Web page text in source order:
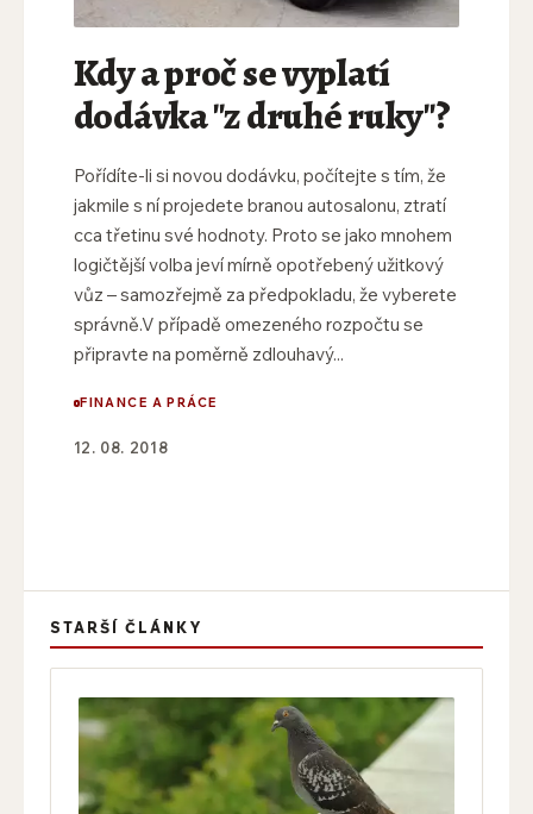
Kdy a proč se vyplatí
dodávka "z druhé ruky"?
Pořídíte-li si novou dodávku, počítejte s tím, že
jakmile s ní projedete branou autosalonu, ztratí
cca třetinu své hodnoty. Proto se jako mnohem
logičtější volba jeví mírně opotřebený užitkový
vůz – samozřejmě za předpokladu, že vyberete
správně.V případě omezeného rozpočtu se
připravte na poměrně zdlouhavý...
FINANCE A PRÁCE
12. 08. 2018
STARŠÍ ČLÁNKY